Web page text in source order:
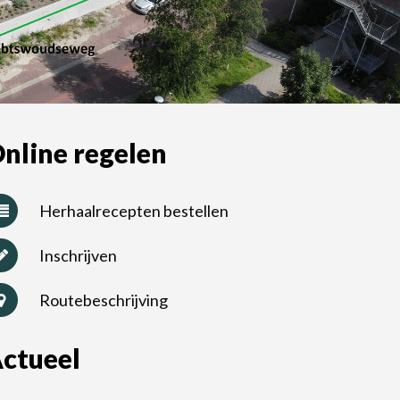
regelen
Herhaalrecepten bestellen
Inschrijven
Routebeschrijving